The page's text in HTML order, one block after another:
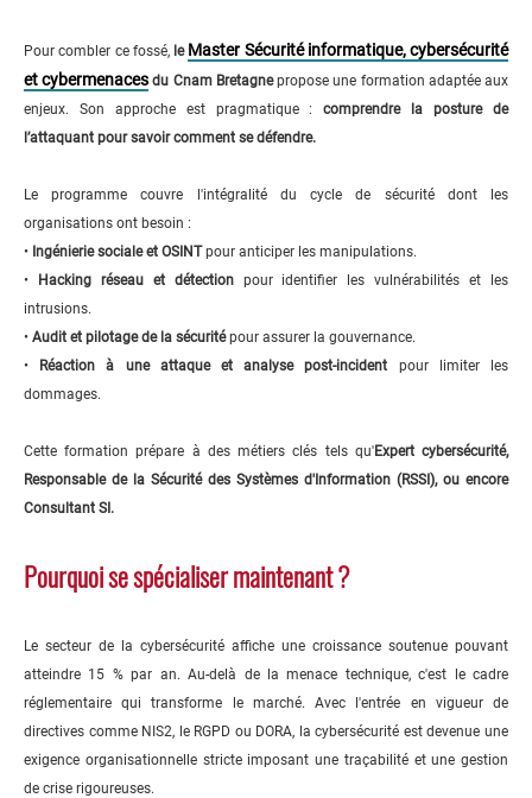
Pour combler ce fossé,le Master Sécurité informatique, cybersécurité
et cybermenaces du Cnam Bretagnepropose une formation adaptée aux
enjeux. Son approche est pragmatique :comprendre la posture de
l’attaquant pour savoir comment se défendre.
Le programme couvre l'intégralité du cycle de sécurité dont les
organisations ont besoin :
• Ingénierie sociale et OSINTpour anticiper les manipulations.
•
Hacking réseau et détectionpour identifier les vulnérabilités et les
intrusions.
• Audit et pilotage de la sécuritépour assurer la gouvernance.
•
Réaction à une attaque et analyse post-incident pour limiter les
dommages.
Cette formation prépare à des métiers clés tels qu'Expert cybersécurité,
Responsable de la Sécurité des Systèmes d'Information (RSSI), ou encore
Consultant SI.
Pourquoi se spécialiser maintenant ?
Le secteur de la cybersécurité affiche une croissance soutenue pouvant
atteindre 15 % par an. Au-delà de la menace technique, c'est le cadre
réglementaire qui transforme le marché. Avec l'entrée en vigueur de
directives comme NIS2, le RGPD ou DORA, la cybersécurité est devenue une
exigence organisationnelle stricte imposant une traçabilité et une gestion
de crise rigoureuses.